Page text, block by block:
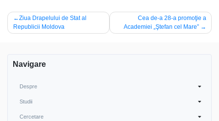
Navigare
în
Ziua Drapelului de Stat al
Republicii Moldova
Cea de-a 28-a promoţie a
Academiei „Ştefan cel Mare”
Navigare
Despre
Studii
Cercetare